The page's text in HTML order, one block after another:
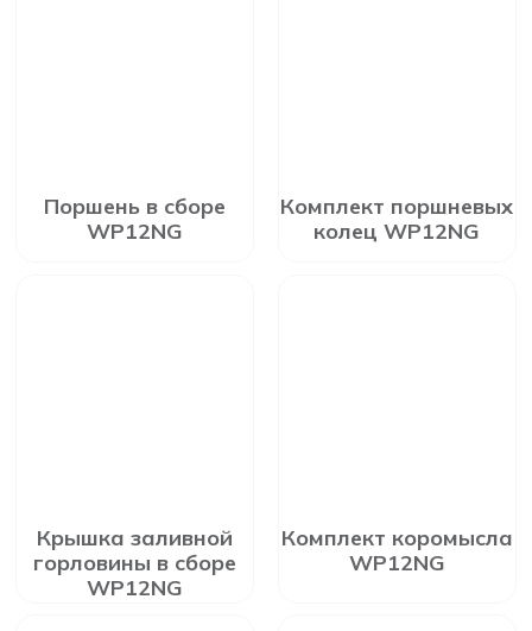
Поршень в сборе
WP12NG
Комплект поршневых
колец WP12NG
Крышка заливной
горловины в сборе
WP12NG
Комплект коромысла
WP12NG